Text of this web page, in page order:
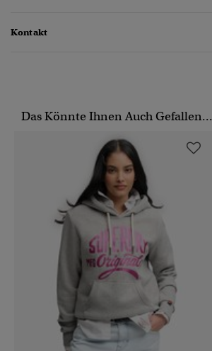
Kontakt
Das Könnte Ihnen Auch Gefallen...